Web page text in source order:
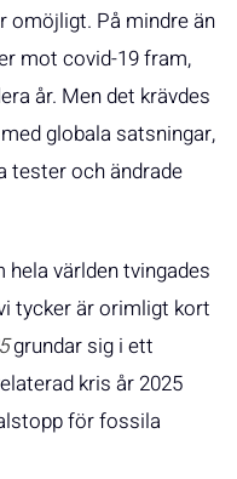
omöjligt. På mindre än
mot covid-19 fram,
år. Men det krävdes
globala satsningar,
tester och ändrade
hela världen tvingades
tycker är orimligt kort
grundar sig i ett
kris år 2025
för fossila